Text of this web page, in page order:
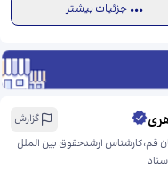
جزئیات بیشتر
گزارش
قم،کارشناس ارشدحقوق بین الملل